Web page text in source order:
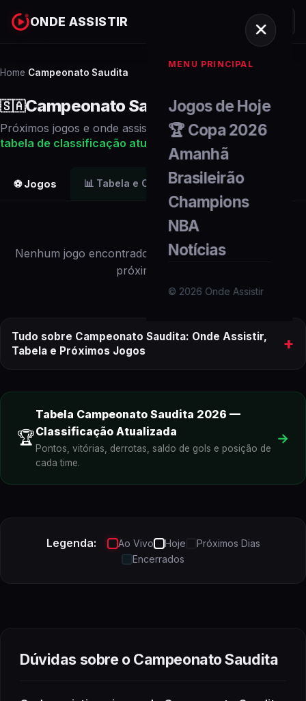
ONDE ASSISTIR
MENU PRINCIPAL
Jogos de Hoje
🏆 Copa 2026
Amanhã
Brasileirão
Champions
NBA
Notícias
© 2026 Onde Assistir
Home Campeonato Saudita
🇸🇦Campeonato Saudita
Próximos jogos e onde assistir ao vivo. Veja também a
tabela de classificação atualizada
⚽ Jogos 📊 Tabela e Classificação
Nenhum jogo encontrado paraeste campeonato
próximos dias.
Tudo sobre Campeonato Saudita: Onde Assistir,
Tabela e Próximos Jogos
+
Campeonato Saudita
🏆
Tabela Campeonato Saudita 2026 —
Classificação Atualizada
Pontos, vitórias, derrotas, saldo de gols e posição de
cada time.
→
Legenda: Ao Vivo Hoje
Próximos Dias
Encerrados
Dúvidas sobre oCampeonato Saudita